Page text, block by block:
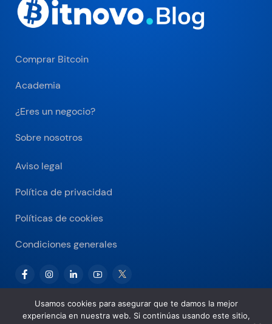
Comprar Bitcoin
Academia
¿Eres un negocio?
Sobre nosotros
Aviso legal
Política de privacidad
Políticas de cookies
Condiciones generales
Usamos cookies para asegurar que te damos la mejor
experiencia en nuestra web. Si continúas usando este sitio,